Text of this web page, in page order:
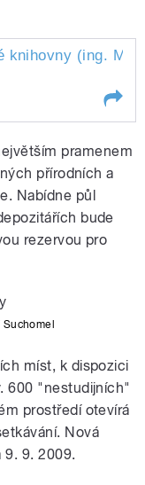
knihovny (ing. M.
pramenem
přírodních a
Nabídne půl
bude
rezervou pro
míst, k dispozici
600 "nestudijních"
prostředí otevírá
Nová
9. 9. 2009.